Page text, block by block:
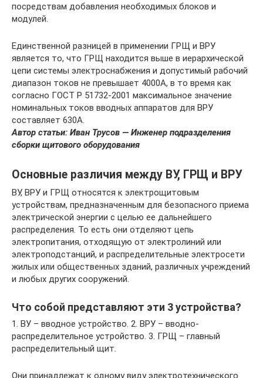
посредствам добавления необходимых блоков и
модулей.
Единственной разницей в применении ГРЩ и ВРУ
является то, что ГРЩ находится выше в иерархической
цепи системы электроснабжения и допустимый рабочий
диапазон токов не превышает 4000А, в то время как
согласно ГОСТ Р 51732-2001 максимальное значение
номинальных токов вводных аппаратов для ВРУ
составляет 630А.
Автор статьи: Иван Трусов — Инженер подразделения
сборки щитового оборудования
Основные различия между ВУ, ГРЩ и ВРУ
ВУ, ВРУ и ГРЩ относятся к электрощитовым
устройствам, предназначенным для безопасного приема
электрической энергии с целью ее дальнейшего
распределения. То есть они отделяют цепь
электропитания, отходящую от электролиний или
электроподстанций, и распределительные электросети
жилых или общественных зданий, различных учреждений
и любых других сооружений.
Что собой представляют эти 3 устройства?
1. ВУ – вводное устройство. 2. ВРУ – вводно-
распределительное устройство. 3. ГРЩ – главный
распределительный щит.
Они принадлежат к одному виду электротехнического